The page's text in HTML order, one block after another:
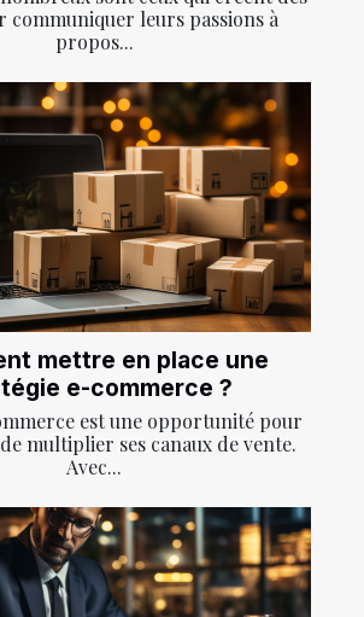
communiquer leurs passions à
propos...
mettre en place une
e-commerce ?
est une opportunité pour
multiplier ses canaux de vente.
Avec...